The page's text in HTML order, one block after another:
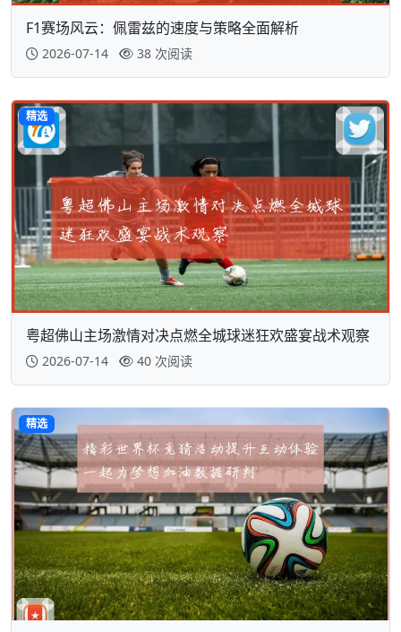
F1赛场风云：佩雷兹的速度与策略全面解析
2026-07-14 38 次阅读
精选
粤超佛山主场激情对决点燃全城球迷狂欢盛宴战术观察
2026-07-14 40 次阅读
精选